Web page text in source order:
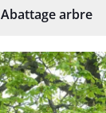
Abattage arbre